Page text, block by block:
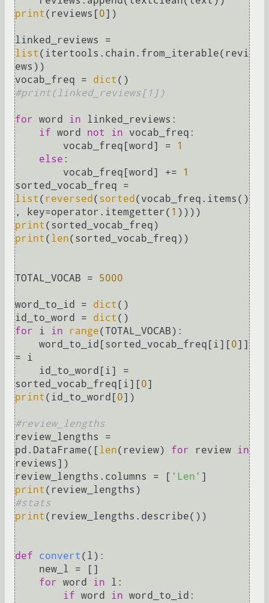
print (reviews[0])
list (itertools.chain.from_iterable(revi
ews))
vocab_freq = dict
#print(linked_reviews[1])
for word in linked_reviews:
if word not in vocab_freq:
        vocab_freq[word] =
1
else :
        vocab_freq[word] +=
1
list ( reversed ( sorted (vocab_freq.items()
, key=operator.itemgetter( 1
print
print ( len(sorted_vocab_freq))
TOTAL_VOCAB = 5000
word_to_id = dict ()
id_to_word = dict
for
i in range(TOTAL_VOCAB):
    word_to_id[sorted_vocab_freq[i][
0]]
= i
sorted_vocab_freq[i][0
print (id_to_word[0])
#review_lengths
review_lengths =
pd.DataFrame([len(review) for review in
reviews])
review_lengths.columns = [ 'Len'
print
#stats
print (review_lengths.describe())
def convert ( l):
for
word in l:
if word in word_to_id: